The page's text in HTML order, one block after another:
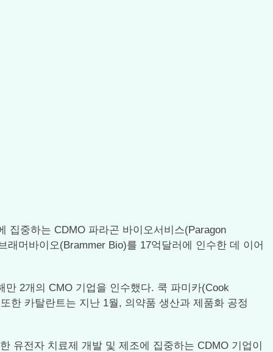
집중하는 CDMO 파라곤 바이오서비스(Paragon
머바이오(Brammer Bio)를 17억달러에 인수한 데 이어
2개의 CMO 기업을 인수했다. 쿡 파미카(Cook
한 카탈란트는 지난 1월, 의약품 생산과 제품화 공정
유전자 치료제 개발 및 제조에 집중하는 CDMO 기업이